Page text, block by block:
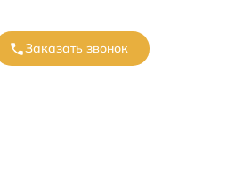
Заказать звонок